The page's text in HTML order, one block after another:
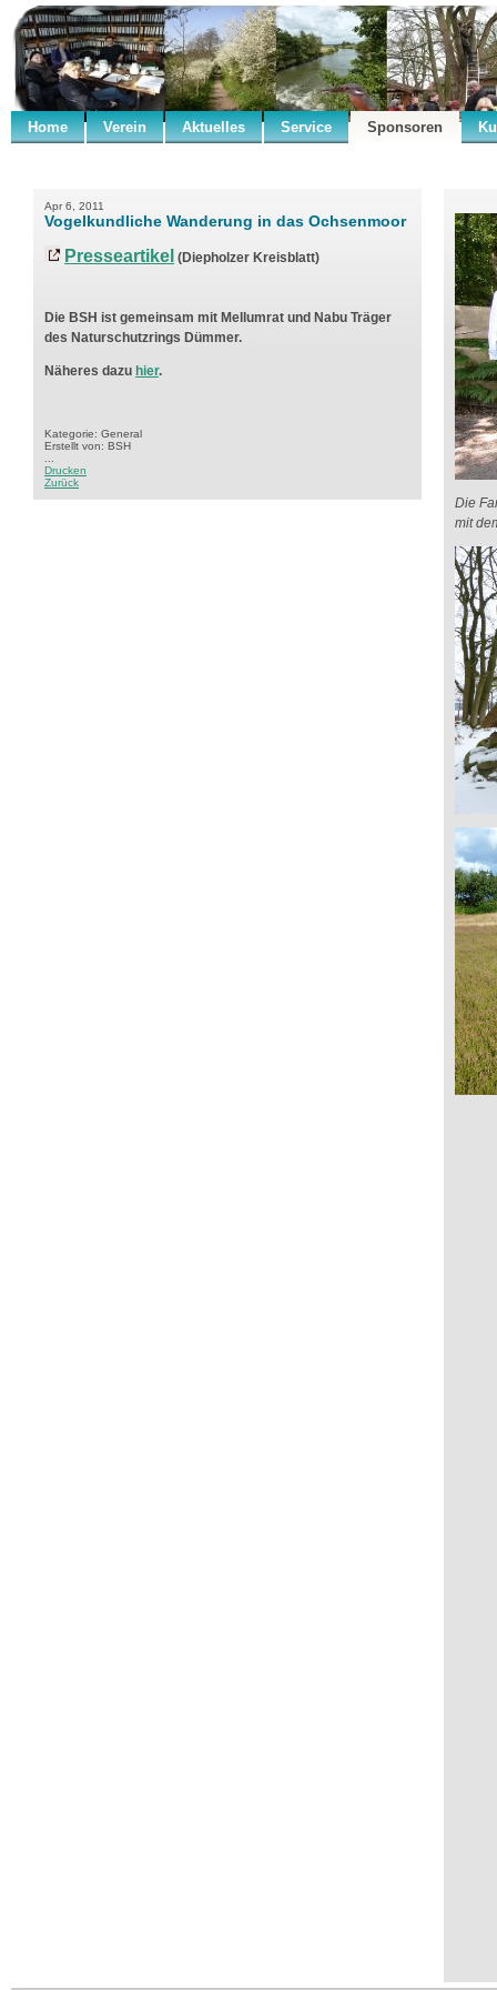
Home Verein Aktuelles Service Sponsoren
Apr 6, 2011
Vogelkundliche Wanderung in das Ochsenmoor
Presseartikel (Diepholzer Kreisblatt)
Die BSH ist gemeinsam mit Mellumrat und Nabu Träger
des Naturschutzrings Dümmer.
Näheres dazu hier.
Kategorie: General
Erstellt von: BSH
Drucken
Zurück
Die
mit